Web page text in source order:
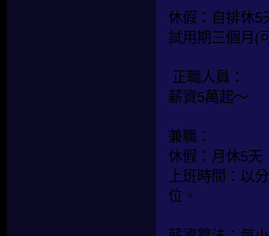
休假：自排休5
試用期三個月(
正職人員：
薪資5萬起～
兼職：
休假：月休5天
上班時間：以
位。